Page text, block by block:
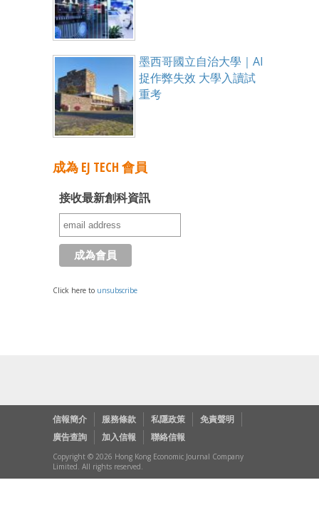
墨西哥國立自治大學｜AI
捉作弊失效 大學入讀試
重考
成為 EJ TECH 會員
接收最新創科資訊
Click here to unsubscribe
信報簡介 服務條款 私隱政策
免責聲明
廣告查詢
加入信報 聯絡信報
Copyright © 2026 Hong Kong Economic Journal Company
Limited. All rights reserved.